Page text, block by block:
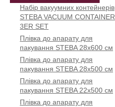
Набір вакуумних контейнерів
STEBA VACUUM CONTAINER
3ER SET
Плівка до апарату для
пакування STEBA 28x600 см
Плівка до апарату для
пакування STEBA 28x500 см
Плівка до апарату для
пакування STEBA 22x500 см
Плівка до апарату для